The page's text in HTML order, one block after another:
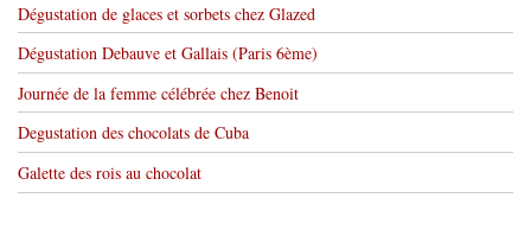
Dégustation de glaces et sorbets chez Glazed
Dégustation Debauve et Gallais (Paris 6ème)
Journée de la femme célébrée chez Benoit
Degustation des chocolats de Cuba
Galette des rois au chocolat